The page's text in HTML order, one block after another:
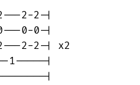
2-2-|
0-0-|
2-2-| x2
1-----|
|